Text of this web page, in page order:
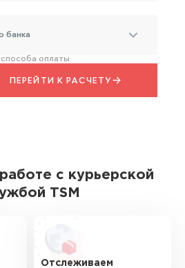
банка
оплаты
ПЕРЕЙТИ К РАСЧЕТУ
с курьерской
TSM
Отслеживаем